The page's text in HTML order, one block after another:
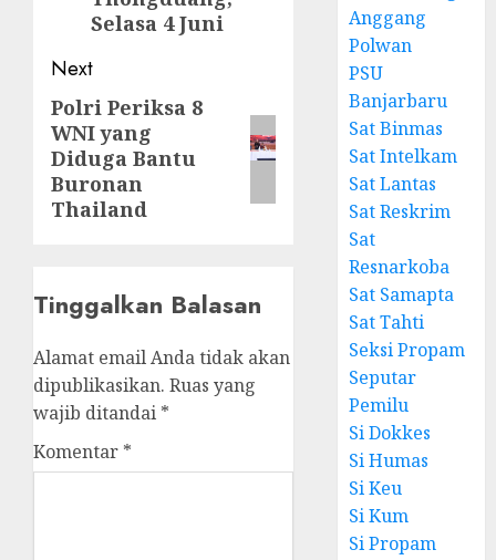
Selasa 4 Juni
Next
Polri Periksa 8
WNI yang
Diduga Bantu
Buronan
Thailand
Tinggalkan Balasan
Alamat email Anda tidak akan
dipublikasikan. Ruas yang
wajib ditandai *
Komentar *
Anggang
Polwan
PSU
Banjarbaru
Sat Binmas
Sat Intelkam
Sat Lantas
Sat Reskrim
Sat
Resnarkoba
Sat Samapta
Sat Tahti
Seksi Propam
Seputar
Pemilu
Si Dokkes
Si Humas
Si Keu
Si Kum
Si Propam